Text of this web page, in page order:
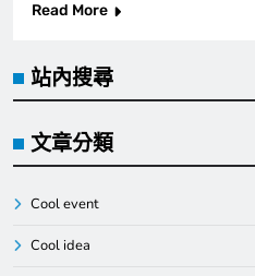
Read More
站內搜尋
文章分類
Cool event
Cool idea